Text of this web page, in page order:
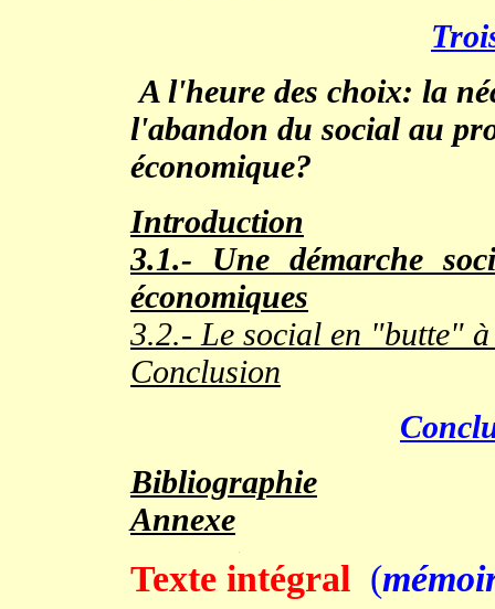
A l'heure des choix: la
l'abandon du social au
économique?
Introduction
3.1.- Une démarche
économiques
3.2.- Le social en "butte"
Conclusion
Bibliographie
Annexe
Texte intégral (